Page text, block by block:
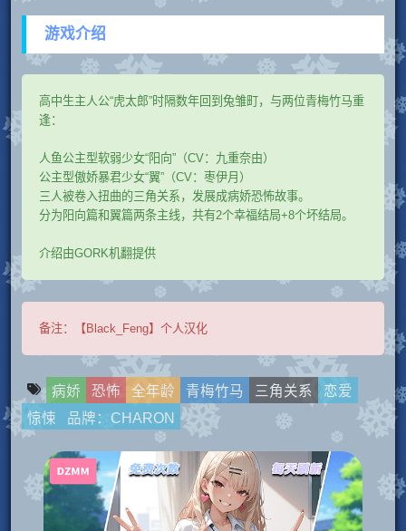
游戏介绍
高中生主人公“虎太郎”时隔数年回到兔雏町，与两位青梅竹马重
逢：
人鱼公主型软弱少女“阳向”（CV：九重奈由）
公主型傲娇暴君少女“翼”（CV：枣伊月）
三人被卷入扭曲的三角关系，发展成病娇恐怖故事。
分为阳向篇和翼篇两条主线，共有2个幸福结局+8个坏结局。
介绍由GORK机翻提供
备注： 【Black_Feng】个人汉化
病娇 恐怖 全年龄 青梅竹马 三角关系
恋爱
惊悚
品牌：CHARON